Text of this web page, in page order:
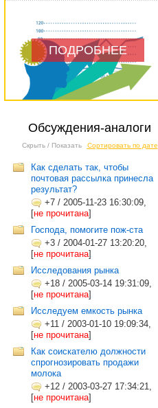
ПОДРОБНЕЕ
Обсуждения-аналоги
Скрыть / Показать Сортировать по дате
Как сделать так, чтобы
почтовая рассылка принесла
результат?
+7 / 2005-11-23 16:30:09,
[не прочитана]
Господа, помогите пож-ста
+3 / 2004-01-27 13:20:20,
[не прочитана]
Исследования рынка
+18 / 2005-03-14 19:31:09,
[не прочитана]
Исследуем емкость рынка
+11 / 2003-01-10 19:09:34,
[не прочитана]
Как соискателю должности
спрогнозировать продажи
молока
+12 / 2003-03-27 17:34:21,
[не прочитана]